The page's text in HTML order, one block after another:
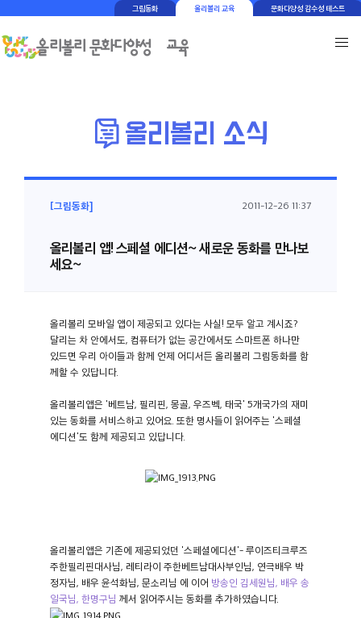
그림동화 올리볼리 교육 문화다양성 감수성 테스트
[그림동화] 2011-12-26 11:37
올리볼리 앱! 스페셜 에디션~ 새로운 동화를 만나보
세요~
올리볼리 모바일 앱이 제공되고 있다는 사실! 모두 알고 계시죠?
달리는 차 안에서도, 컴퓨터가 없는 공간에서도 스마트폰 하나만
있드면 우리 아이들과 함께 언제 어디서든 올리볼리 그림동화를 함
께할 수 있답니다.
올리볼리앱은 '베트남, 필리핀, 몽골, 우즈벡, 태국' 5개국가의 재미
있는 동화를 서비스하고 있어요. 또한 명사들이 읽어주는 '스페셜
에디션'도 함께 제공되고 있답니다.
올리볼리앱은 기존에 제공되었던 '스페셜에디션'- 루이즈티크루즈
주한필리핀대사님, 레티라이 주한베트남대사부인님, 연극배우 박
정자님, 배우 윤석화님, 문소리님 에 이어 방송인 김세원님, 배우 송
일국님, 한명구님 께서 읽어주시는 동화를 추가하였습니다.